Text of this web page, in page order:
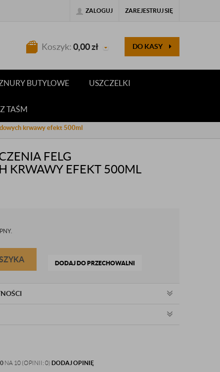
ZALOGUJ ZAREJESTRUJ SIĘ
Koszyk: 0,00zł DO KASY
BUTYLOWE USZCZELKI
TAŚM
krwawy efekt 500ml
FELG
KRWAWY EFEKT 500ML
DODAJ DO PRZECHOWALNI
0 NA 10 (OPINII: 0) DODAJ OPINIĘ